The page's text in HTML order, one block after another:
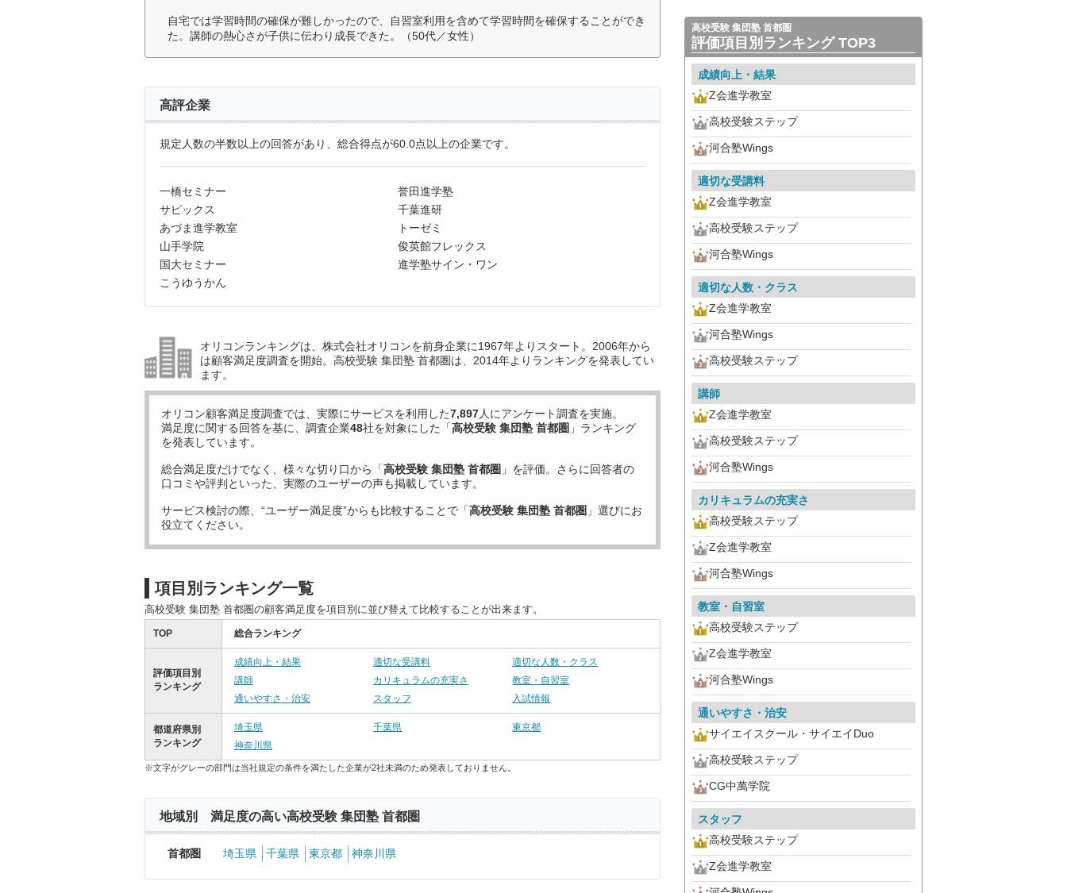
自宅では学習時間の確保が難しかったので、自習室利用を含めて学習時間を確保することができ
た。講師の熱心さが子供に伝わり成長できた。（50代／女性）
高評企業
規定人数の半数以上の回答があり、総合得点が60.0点以上の企業です。
一橋セミナー
誉田進学塾
サピックス
千葉進研
あづま進学教室
トーゼミ
山手学院
俊英館フレックス
国大セミナー
進学塾サイン・ワン
こうゆうかん
オリコンランキングは、株式会社オリコンを前身企業に1967年よりスタート。2006年から
は顧客満足度調査を開始。高校受験 集団塾 首都圏は、2014年よりランキングを発表してい
ます。
オリコン顧客満足度調査では、実際にサービスを利用した7,897人にアンケート調査を実施。
満足度に関する回答を基に、調査企業48社を対象にした「高校受験 集団塾 首都圏 」ランキング
を発表しています。
総合満足度だけでなく、様々な切り口から「高校受験 集団塾 首都圏 」を評価。さらに回答者の
口コミや評判といった、実際のユーザーの声も掲載しています。
サービス検討の際、“ユーザー満足度”からも比較することで「高校受験 集団塾 首都圏 」選びにお
役立てください。
項目別ランキング一覧
高校受験 集団塾 首都圏の顧客満足度を項目別に並び替えて比較することが出来ます。
TOP 総合ランキング
評価項目別
ランキング
成績向上・結果 適切な受講料
適切な人数・クラス
講師
カリキュラムの充実さ
教室・自習室
通いやすさ・治安
スタッフ 入試情報
都道府県別
ランキング
埼玉県 千葉県
東京都
神奈川県
※文字がグレーの部門は当社規定の条件を満たした企業が2社未満のため発表しておりません。
地域別 満足度の高い高校受験 集団塾 首都圏
首都圏 埼玉県 千葉県 東京都 神奈川県
高校受験 集団塾 首都圏
評価項目別ランキング TOP3
成績向上・結果
Z会進学教室
高校受験ステップ
河合塾Wings
適切な受講料
Z会進学教室
高校受験ステップ
河合塾Wings
適切な人数・クラス
Z会進学教室
河合塾Wings
高校受験ステップ
講師
Z会進学教室
高校受験ステップ
河合塾Wings
カリキュラムの充実さ
高校受験ステップ
Z会進学教室
河合塾Wings
教室・自習室
高校受験ステップ
Z会進学教室
河合塾Wings
通いやすさ・治安
サイエイスクール・サイエイDuo
高校受験ステップ
CG中萬学院
スタッフ
高校受験ステップ
Z会進学教室